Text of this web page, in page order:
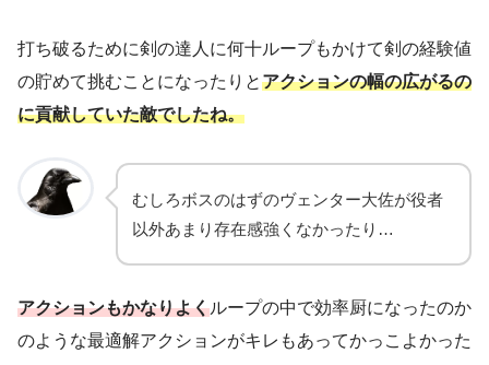
打ち破るために剣の達人に何十ループもかけて剣の経験値
の貯めて挑むことになったりとアクションの幅の広がるの
に貢献していた敵でしたね。
むしろボスのはずのヴェンター大佐が役者
以外あまり存在感強くなかったり…
アクションもかなりよくループの中で効率厨になったのか
のような最適解アクションがキレもあってかっこよかった